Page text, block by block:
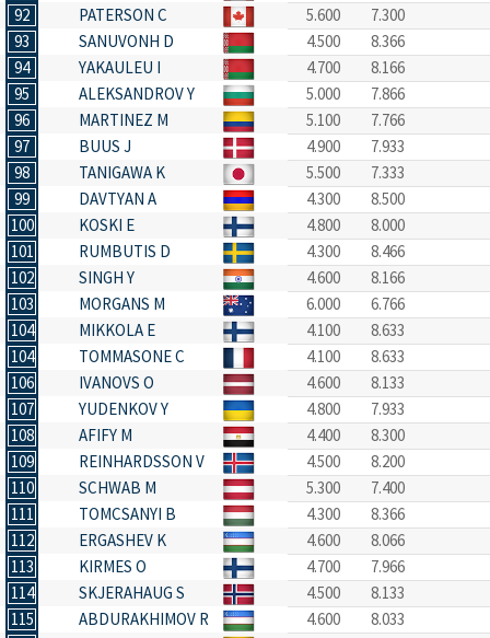
92
PATERSON C 5.600
7.300
93
SANUVONH D 4.500
8.366
94
YAKAULEU I 4.700
8.166
95
ALEKSANDROV Y 5.000
7.866
96
MARTINEZ M 5.100
7.766
97
BUUS J 4.900
7.933
98
TANIGAWA K 5.500
7.333
99
DAVTYAN A 4.300
8.500
100
KOSKI E 4.800
8.000
101
RUMBUTIS D 4.300
8.466
102
SINGH Y 4.600
8.166
103
MORGANS M 6.000
6.766
104
MIKKOLA E 4.100
8.633
104
TOMMASONE C 4.100
8.633
106
IVANOVS O 4.600
8.133
107
YUDENKOV Y 4.800
7.933
108
AFIFY M 4.400
8.300
109
REINHARDSSON V 4.500
8.200
110
SCHWAB M 5.300
7.400
111
TOMCSANYI B 4.300
8.366
112
ERGASHEV K 4.600
8.066
113
KIRMES O 4.700
7.966
114
SKJERAHAUG S 4.500
8.133
115
ABDURAKHIMOV R 4.600
8.033